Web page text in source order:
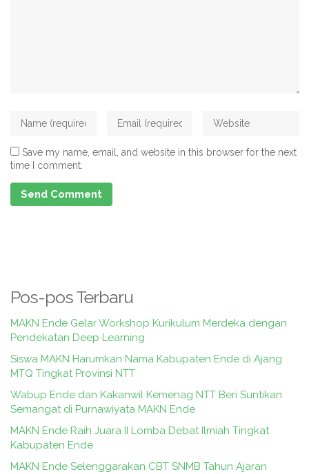
Save my name, email, and website in this browser for the next
time I comment.
Pos-pos Terbaru
MAKN Ende Gelar Workshop Kurikulum Merdeka dengan
Pendekatan Deep Learning
Siswa MAKN Harumkan Nama Kabupaten Ende di Ajang
MTQ Tingkat Provinsi NTT
Wabup Ende dan Kakanwil Kemenag NTT Beri Suntikan
Semangat di Purnawiyata MAKN Ende
MAKN Ende Raih Juara II Lomba Debat Ilmiah Tingkat
Kabupaten Ende
MAKN Ende Selenggarakan CBT SNMB Tahun Ajaran